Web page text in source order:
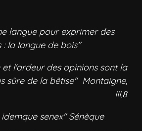
langue pour exprimer des
: la langue de bois"
l'ardeur des opinions sont la
sûre de la bêtise" Montaigne,
III,8
senex" Sénèque